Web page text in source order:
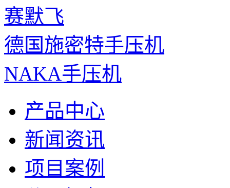
赛默飞
德国施密特手压机
NAKA手压机
产品中心
新闻资讯
项目案例